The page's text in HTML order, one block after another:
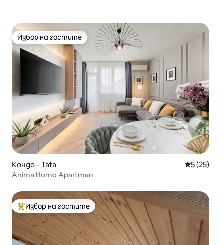
Избор на гостите
Избор на гостите
Кондо – Tata Средна
5 (25)
Anima Home Apartman
Най-популярен избор на гостите
Избор на гостите